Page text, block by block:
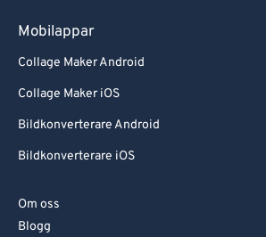
Mobilappar
Collage Maker Android
Collage Maker iOS
Bildkonverterare Android
Bildkonverterare iOS
Om oss
Blogg